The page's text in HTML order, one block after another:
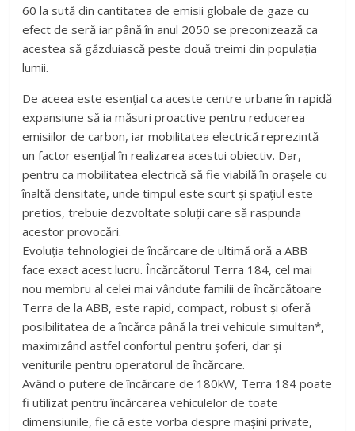
60 la sută din cantitatea de emisii globale de gaze cu
efect de seră iar până în anul 2050 se preconizează ca
acestea să găzduiască peste două treimi din populația
lumii.
De aceea este esențial ca aceste centre urbane în rapidă
expansiune să ia măsuri proactive pentru reducerea
emisiilor de carbon, iar mobilitatea electrică reprezintă
un factor esențial în realizarea acestui obiectiv. Dar,
pentru ca mobilitatea electrică să fie viabilă în orașele cu
înaltă densitate, unde timpul este scurt și spațiul este
pretios, trebuie dezvoltate soluții care să raspunda
acestor provocări.
Evoluția tehnologiei de încărcare de ultimă oră a ABB
face exact acest lucru. Încărcătorul Terra 184, cel mai
nou membru al celei mai vândute familii de încărcătoare
Terra de la ABB, este rapid, compact, robust și oferă
posibilitatea de a încărca până la trei vehicule simultan*,
maximizând astfel confortul pentru șoferi, dar și
veniturile pentru operatorul de încărcare.
Având o putere de încărcare de 180kW, Terra 184 poate
fi utilizat pentru încărcarea vehiculelor de toate
dimensiunile, fie că este vorba despre mașini private,